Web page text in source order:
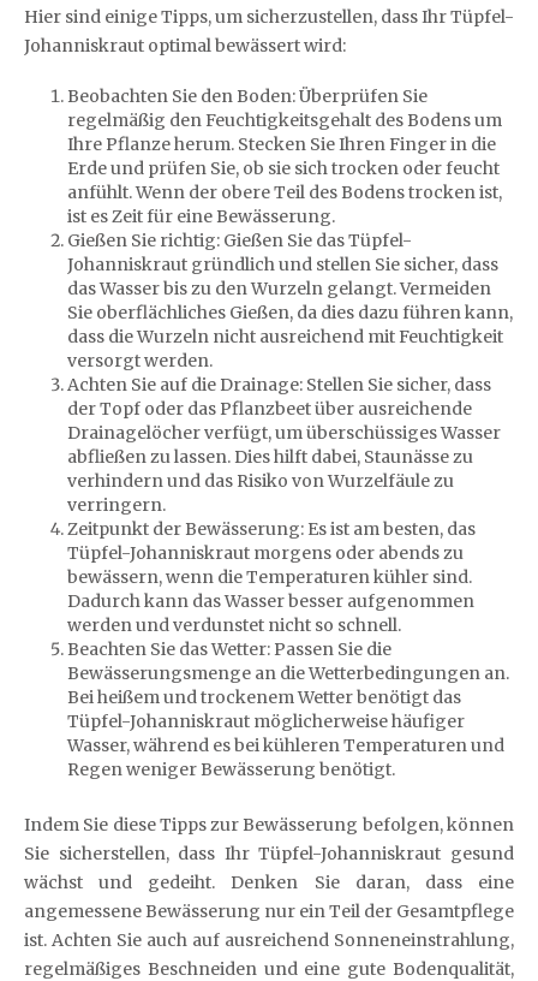
Hier sind einige Tipps, um sicherzustellen, dass Ihr Tüpfel-
Johanniskraut optimal bewässert wird:
Beobachten Sie den Boden: Überprüfen Sie
regelmäßig den Feuchtigkeitsgehalt des Bodens um
Ihre Pflanze herum. Stecken Sie Ihren Finger in die
Erde und prüfen Sie, ob sie sich trocken oder feucht
anfühlt. Wenn der obere Teil des Bodens trocken ist,
ist es Zeit für eine Bewässerung.
Gießen Sie richtig: Gießen Sie das Tüpfel-
Johanniskraut gründlich und stellen Sie sicher, dass
das Wasser bis zu den Wurzeln gelangt. Vermeiden
Sie oberflächliches Gießen, da dies dazu führen kann,
dass die Wurzeln nicht ausreichend mit Feuchtigkeit
versorgt werden.
Achten Sie auf die Drainage: Stellen Sie sicher, dass
der Topf oder das Pflanzbeet über ausreichende
Drainagelöcher verfügt, um überschüssiges Wasser
abfließen zu lassen. Dies hilft dabei, Staunässe zu
verhindern und das Risiko von Wurzelfäule zu
verringern.
Zeitpunkt der Bewässerung: Es ist am besten, das
Tüpfel-Johanniskraut morgens oder abends zu
bewässern, wenn die Temperaturen kühler sind.
Dadurch kann das Wasser besser aufgenommen
werden und verdunstet nicht so schnell.
Beachten Sie das Wetter: Passen Sie die
Bewässerungsmenge an die Wetterbedingungen an.
Bei heißem und trockenem Wetter benötigt das
Tüpfel-Johanniskraut möglicherweise häufiger
Wasser, während es bei kühleren Temperaturen und
Regen weniger Bewässerung benötigt.
Indem Sie diese Tipps zur Bewässerung befolgen, können
Sie sicherstellen, dass Ihr Tüpfel-Johanniskraut gesund
wächst und gedeiht. Denken Sie daran, dass eine
angemessene Bewässerung nur ein Teil der Gesamtpflege
ist. Achten Sie auch auf ausreichend Sonneneinstrahlung,
regelmäßiges Beschneiden und eine gute Bodenqualität,